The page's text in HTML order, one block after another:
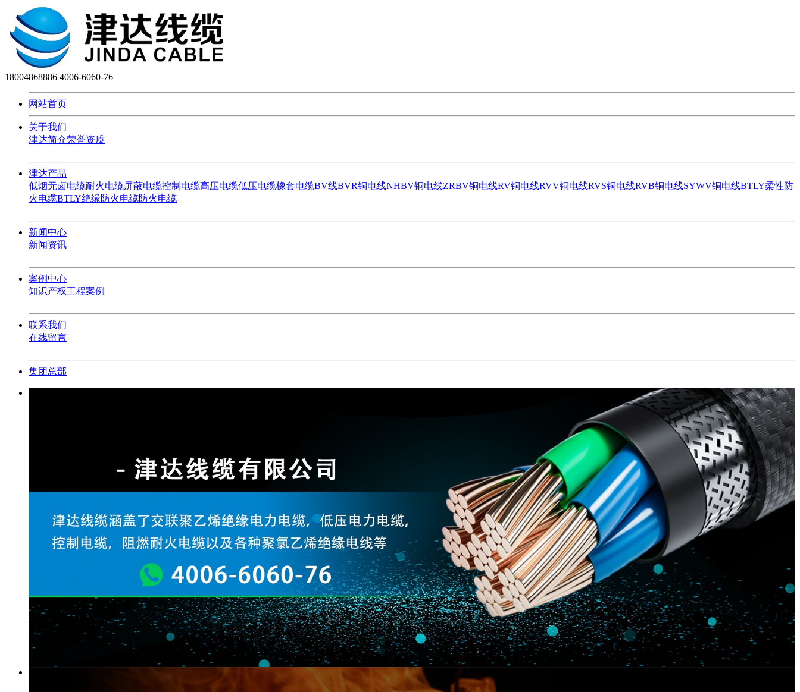
18004868886 4006-6060-76
网站首页
关于我们
津达简介荣誉资质
津达产品
低烟无卤电缆耐火电缆屏蔽电缆控制电缆高压电缆低压电缆橡套电缆BV线BVR铜电线NHBV铜电线ZRBV铜电线RV铜电线RVV铜电线RVS铜电线RVB铜电线SYWV铜电线BTLY柔性防
火电缆BTLY绝缘防火电缆防火电缆
新闻中心
新闻资讯
案例中心
知识产权工程案例
联系我们
在线留言
集团总部